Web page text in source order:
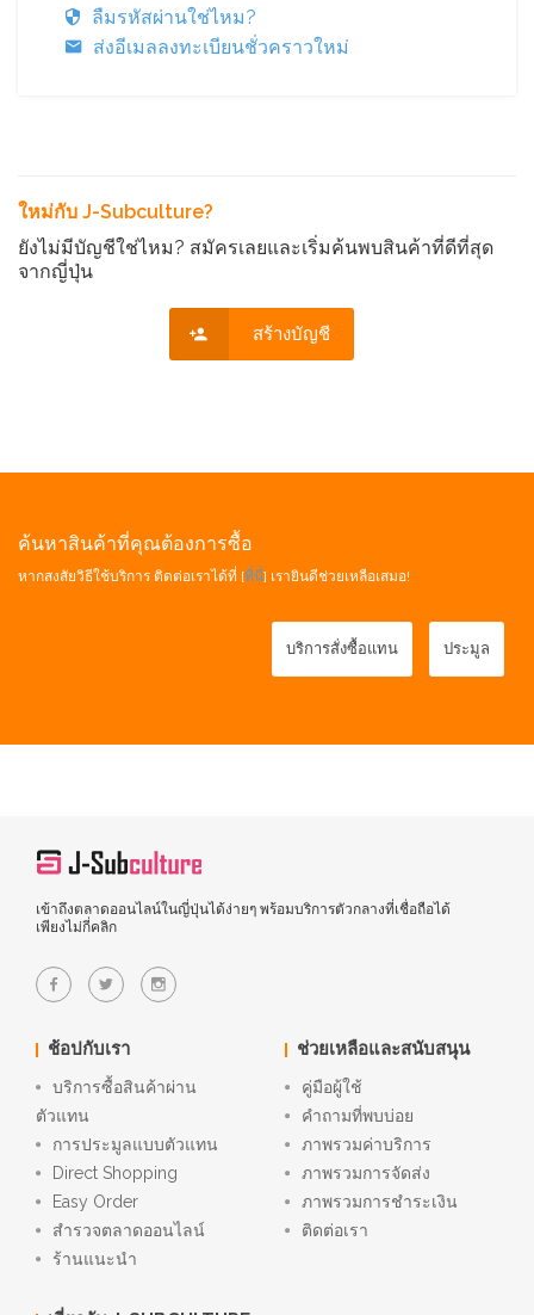
ลืมรหัสผ่านใช่ไหม?
ส่งอีเมลลงทะเบียนชั่วคราวใหม่
ใหม่กับ J-Subculture?
ยังไม่มีบัญชีใช่ไหม? สมัครเลยและเริ่มค้นพบสินค้าที่ดีที่สุด
จากญี่ปุ่น
สร้างบัญชี
ค้นหาสินค้าที่คุณต้องการซื้อ
หากสงสัยวิธีใช้บริการ ติดต่อเราได้ที่ [ที่นี่] เรายินดีช่วยเหลือเสมอ!
บริการสั่งซื้อแทน ประมูล
เข้าถึงตลาดออนไลน์ในญี่ปุ่นได้ง่ายๆ พร้อมบริการตัวกลางที่เชื่อถือได้
เพียงไม่กี่คลิก
ช้อปกับเรา
บริการซื้อสินค้าผ่าน
ตัวแทน
การประมูลแบบตัวแทน
Direct Shopping
Easy Order
สำรวจตลาดออนไลน์
ร้านแนะนำ
ช่วยเหลือและสนับสนุน
คู่มือผู้ใช้
คำถามที่พบบ่อย
ภาพรวมค่าบริการ
ภาพรวมการจัดส่ง
ภาพรวมการชำระเงิน
ติดต่อเรา